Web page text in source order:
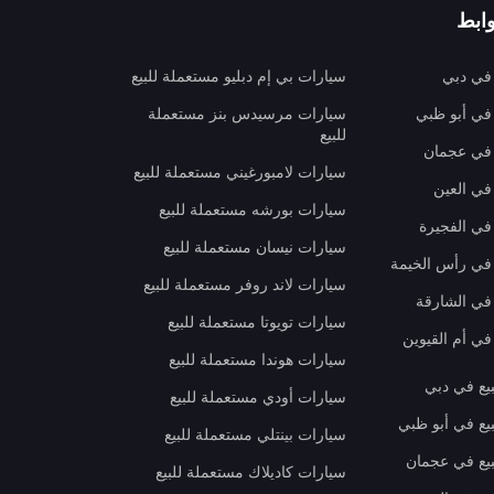
في دبي
في أبو ظبي
في عجمان
في العين
في الفجيرة
في رأس الخيمة
في الشارقة
أم القيوين
في دبي
في أبو ظبي
في عجمان
سيارات بي إم دبليو مستعملة للبيع
سيارات مرسيدس بنز مستعملة
للبيع
سيارات لامبورغيني مستعملة للبيع
سيارات بورشه مستعملة للبيع
سيارات نيسان مستعملة للبيع
سيارات لاند روفر مستعملة للبيع
سيارات تويوتا مستعملة للبيع
سيارات هوندا مستعملة للبيع
سيارات أودي مستعملة للبيع
سيارات بينتلي مستعملة للبيع
سيارات كاديلاك مستعملة للبيع